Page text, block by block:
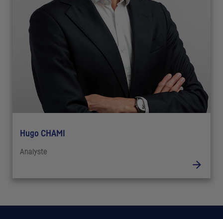
Hugo CHAMI
Analyste